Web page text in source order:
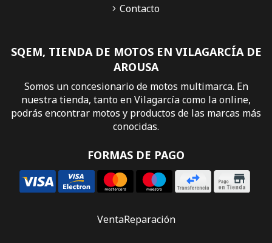
SQEM, TIENDA DE MOTOS EN VILAGARCÍA DE
AROUSA
Somos un concesionario de motos multimarca. En
nuestra tienda, tanto en Vilagarcía como la online,
podrás encontrar motos y productos de las marcas más
conocidas.
FORMAS DE PAGO
Contacto
VentaReparación